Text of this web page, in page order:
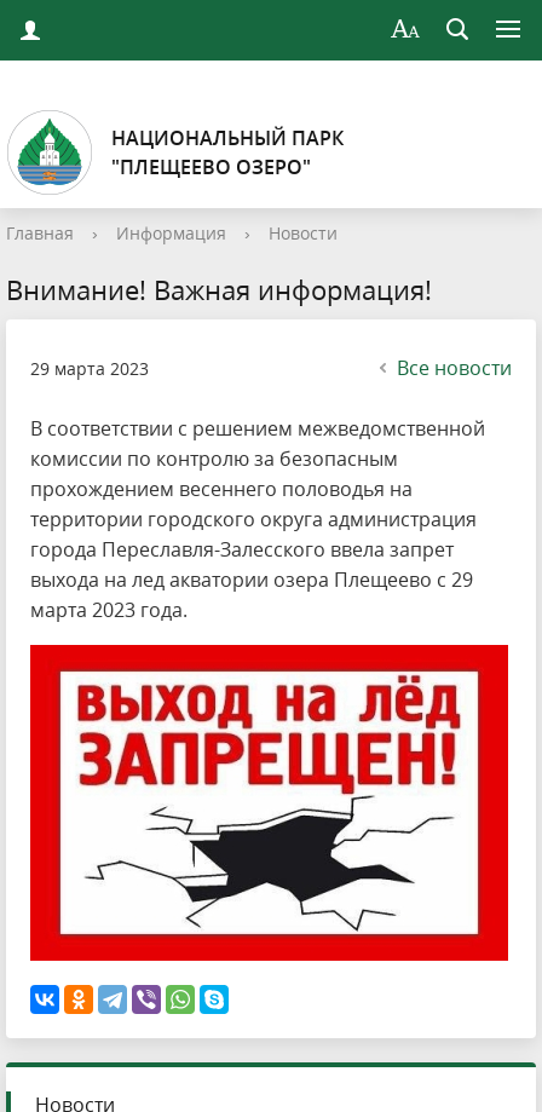
НАЦИОНАЛЬНЫЙ ПАРК
"ПЛЕЩЕЕВО ОЗЕРО"
Главная › Информация › Новости
Внимание! Важная информация!
29 марта 2023 Все новости
В соответствии с решением межведомственной
комиссии по контролю за безопасным
прохождением весеннего половодья на
территории городского округа администрация
города Переславля-Залесского ввела запрет
выхода на лед акватории озера Плещеево с 29
марта 2023 года.
Новости